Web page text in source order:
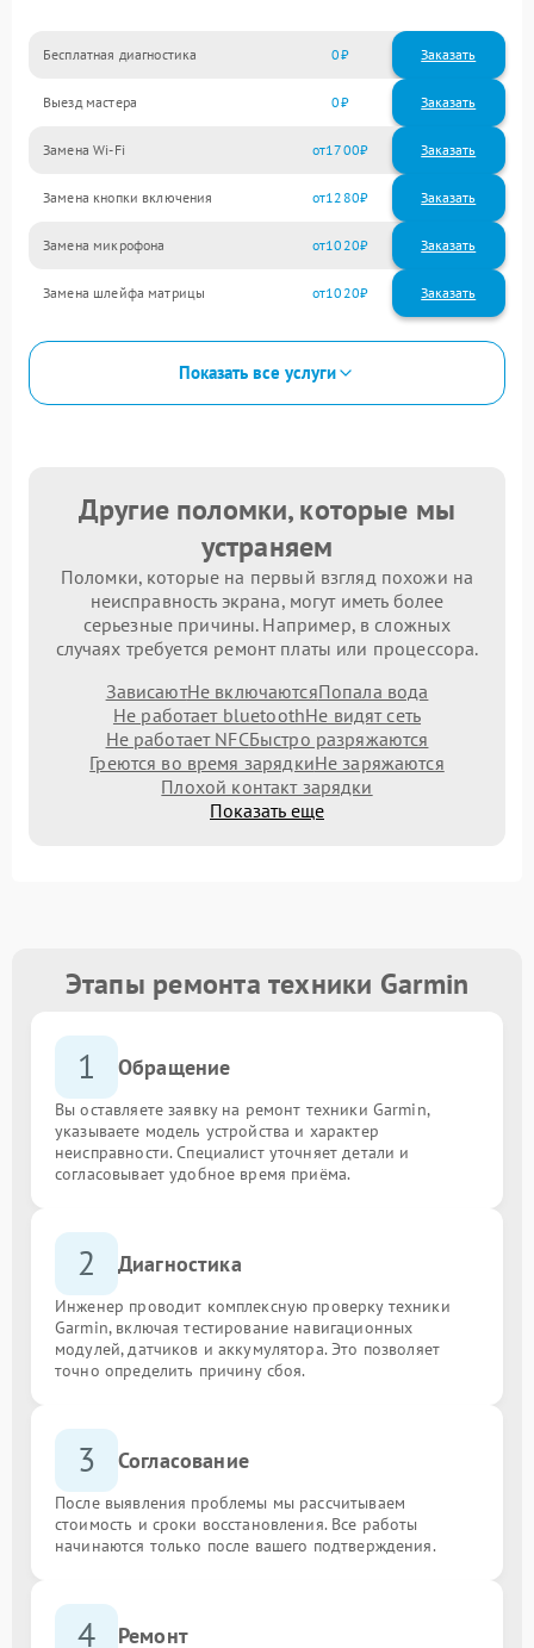
Бесплатная диагностика 0 Заказать
Выезд мастера 0 Заказать
Замена Wi-Fi 1700
Замена кнопки включения 1280
Замена микрофона 1020
Замена шлейфа матрицы 1020
Показать все услуги
Другие поломки, которые мы
устраняем
Поломки, которые на первый взгляд похожи на
неисправность экрана, могут иметь более
серьезные причины. Например, в сложных
случаях требуется ремонт платы или процессора.
ЗависаютНе включаютсяПопала вода
Не работает bluetoothНе видят сеть
Не работает NFCБыстро разряжаются
Греются во время зарядкиНе заряжаются
Плохой контакт зарядки
Показать еще
Этапы ремонта техники Garmin
1 Обращение
Вы оставляете заявку на ремонт техники Garmin,
указываете модель устройства и характер
неисправности. Специалист уточняет детали и
согласовывает удобное время приёма.
2 Диагностика
Инженер проводит комплексную проверку техники
Garmin, включая тестирование навигационных
модулей, датчиков и аккумулятора. Это позволяет
точно определить причину сбоя.
3 Согласование
После выявления проблемы мы рассчитываем
стоимость и сроки восстановления. Все работы
начинаются только после вашего подтверждения.
4 Ремонт